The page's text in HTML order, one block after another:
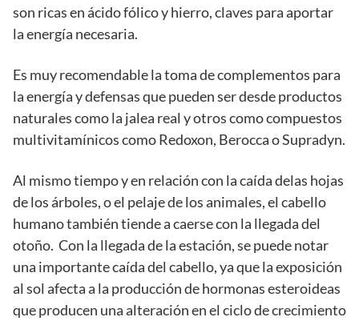
son ricas en ácido fólico y hierro, claves para aportar
la energía necesaria.
Es muy recomendable la toma de complementos para
la energía y defensas que pueden ser desde productos
naturales como la jalea real y otros como compuestos
multivitamínicos como Redoxon, Berocca o Supradyn.
Al mismo tiempo y en relación con la caída delas hojas
de los árboles, o el pelaje de los animales, el cabello
humano también tiende a caerse con la llegada del
otoño. Con la llegada de la estación, se puede notar
una importante caída del cabello, ya que la exposición
al sol afecta a la producción de hormonas esteroideas
que producen una alteración en el ciclo de crecimiento